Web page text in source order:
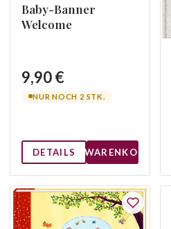
Baby-Banner
Welcome
9,90 €
NUR NOCH 2 STK.
DETAILS WARENKORB